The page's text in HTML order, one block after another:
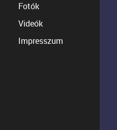
Fotók
Videók
Impresszum